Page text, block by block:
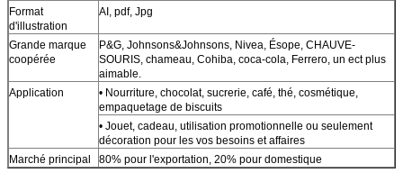
Format
d'illustration
AI, pdf, Jpg
Grande marque
coopérée
P&G, Johnsons&Johnsons, Nivea, Ésope, CHAUVE-
SOURIS, chameau, Cohiba, coca-cola, Ferrero, un ect plus
aimable.
Application
• Nourriture, chocolat, sucrerie, café, thé, cosmétique,
empaquetage de biscuits
• Jouet, cadeau, utilisation promotionnelle ou seulement
décoration pour les vos besoins et affaires
Marché principal
80% pour l'exportation, 20% pour domestique